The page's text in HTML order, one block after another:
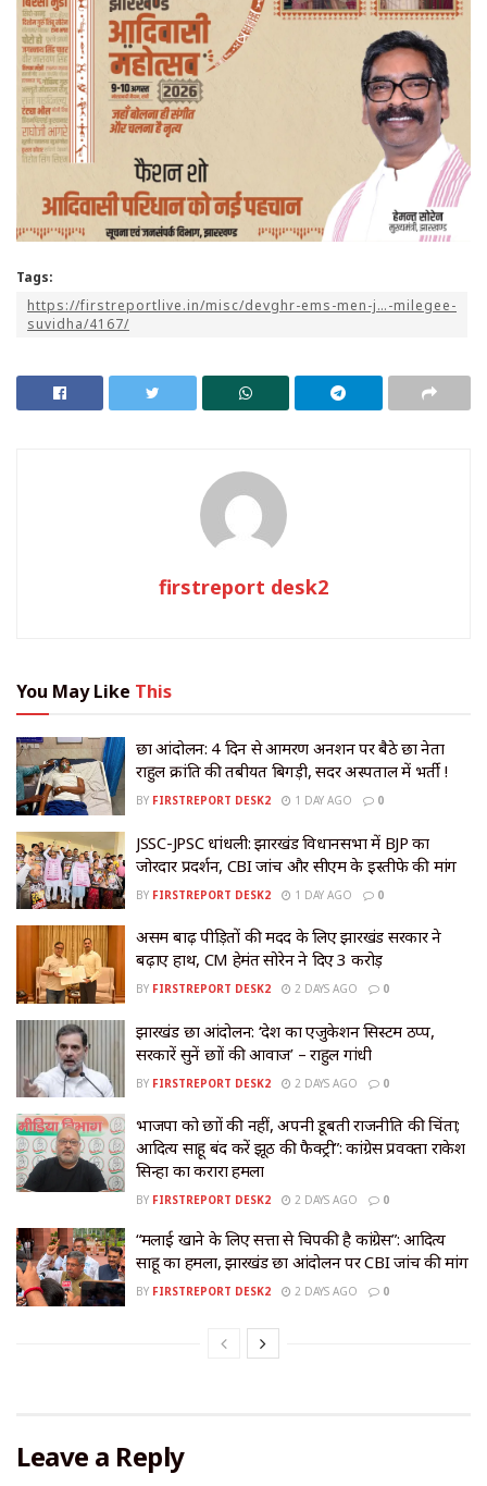
Tags:
https://firstreportlive.in/misc/devghr-ems-men-j…-milegee-
suvidha/4167/
firstreport desk2
You May Like This
छात्र आंदोलन: 4 दिन से आमरण अनशन पर बैठे छात्र नेता
राहुल क्रांति की तबीयत बिगड़ी, सदर अस्पताल में भर्ती !
BY FIRSTREPORT DESK2 1 DAY AGO 0
JSSC-JPSC धांधली: झारखंड विधानसभा में BJP का
जोरदार प्रदर्शन, CBI जांच और सीएम के इस्तीफे की मांग
BY FIRSTREPORT DESK2 1 DAY AGO 0
असम बाढ़ पीड़ितों की मदद के लिए झारखंड सरकार ने
बढ़ाए हाथ, CM हेमंत सोरेन ने दिए ₹3 करोड़
BY FIRSTREPORT DESK2 2 DAYS AGO 0
झारखंड छात्र आंदोलन: ‘देश का एजुकेशन सिस्टम ठप्प,
सरकारें सुनें छात्रों की आवाज’ – राहुल गांधी
BY FIRSTREPORT DESK2 2 DAYS AGO 0
भाजपा को छात्रों की नहीं, अपनी डूबती राजनीति की चिंता;
आदित्य साहू बंद करें झूठ की फैक्ट्री”: कांग्रेस प्रवक्ता राकेश
सिन्हा का करारा हमला
BY FIRSTREPORT DESK2 2 DAYS AGO 0
“मलाई खाने के लिए सत्ता से चिपकी है कांग्रेस”: आदित्य
साहू का हमला, झारखंड छात्र आंदोलन पर CBI जांच की मांग
BY FIRSTREPORT DESK2 2 DAYS AGO 0
Leave a Reply